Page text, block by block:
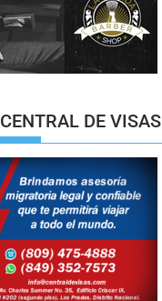
CENTRAL DE VISAS